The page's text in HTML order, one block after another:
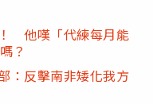
他嘆「代練每月能
？
：反擊南非矮化我方